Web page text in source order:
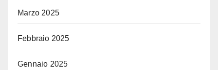
Marzo 2025
Febbraio 2025
Gennaio 2025